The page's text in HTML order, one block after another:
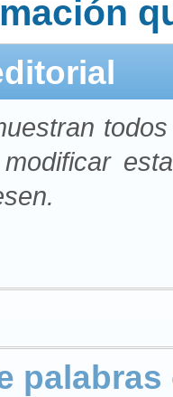
palabras